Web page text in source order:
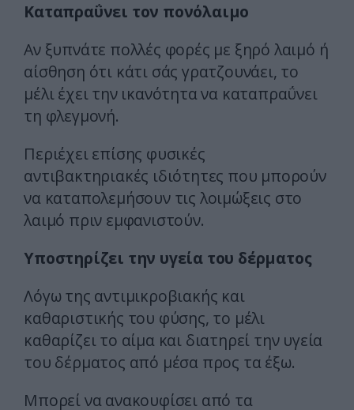
Καταπραΰνει τον πονόλαιμο
Αν ξυπνάτε πολλές φορές με ξηρό λαιμό ή
αίσθηση ότι κάτι σάς γρατζουνάει, το
μέλι έχει την ικανότητα να καταπραΰνει
τη φλεγμονή.
Περιέχει επίσης φυσικές
αντιβακτηριακές ιδιότητες που μπορούν
να καταπολεμήσουν τις λοιμώξεις στο
λαιμό πριν εμφανιστούν.
Υποστηρίζει την υγεία του δέρματος
Λόγω της αντιμικροβιακής και
καθαριστικής του φύσης, το μέλι
καθαρίζει το αίμα και διατηρεί την υγεία
του δέρματος από μέσα προς τα έξω.
Μπορεί να ανακουφίσει από τα